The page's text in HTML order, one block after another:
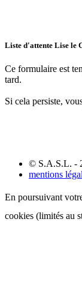
Liste d'attente Lise le
Ce formulaire est
tard.
Si cela persiste,
© S.A.S.L. -
mentions
En poursuivant
cookies (limités au